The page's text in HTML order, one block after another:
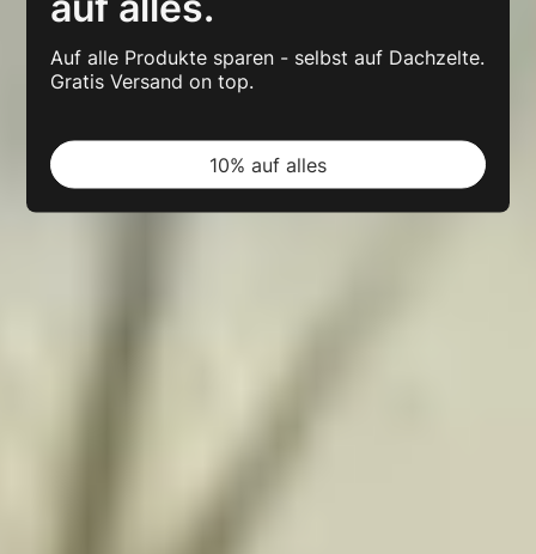
Auf alle Produkte sparen - selbst auf Dachzelte.
Gratis Versand on top.
10% auf alles